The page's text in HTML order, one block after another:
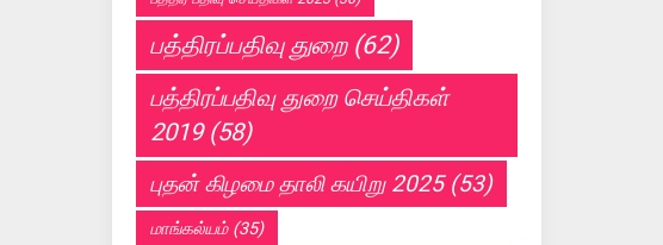
பத்திரப்பதிவு துறை(62)
பத்திரப்பதிவு துறை செய்திகள்
2019(58)
புதன் கிழமை தாலி கயிறு 2025(53)
மாங்கல்யம்(35)